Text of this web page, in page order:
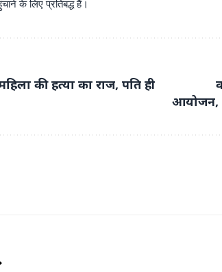
के लिए प्रतिबद्ध हैं।
की हत्या का राज, पति ही
आयोजन,